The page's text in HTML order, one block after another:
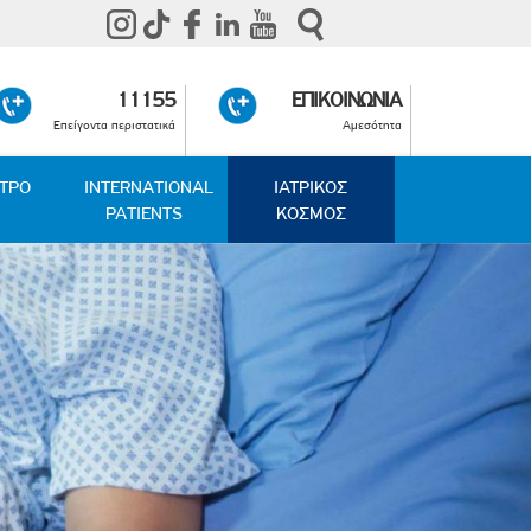
11155
Επείγοντα περιστατικά
ΕΠΙΚΟΙΝΩΝΙΑ
Αμεσότητα
INTERNATIONAL
PATIENTS
ΙΑΤΡΙΚΟΣ
ΚΟΣΜΟΣ